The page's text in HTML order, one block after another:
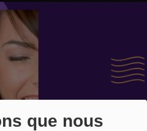
que nous